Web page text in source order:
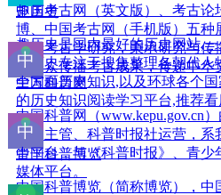
中国考古网（英文版）、考古论
博、中国考古网（手机版）五种
足于考古学研究，秉承研究与
向公众传播考古成果，传递中华
趣历史
趣历史是国内最好的历史网站,一
趣历史专注于搜集整理各朝代
全方面历史知识,以及环球各个
的历史知识阅读学习平台,推荐看
中国科普网
中国科普网（www.kepu.gov.cn
术部主管、科普时报社运营，
普平台，与《科普时报》、青少
媒体平台。
中国科普博览
中国科普博览（简称博览），中